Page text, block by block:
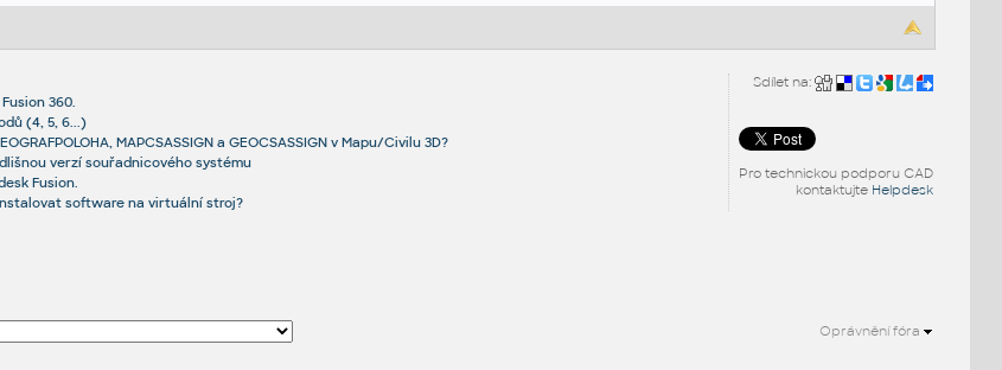
Sdílet na:
Pro technickou podporu CAD
kontaktujte Helpdesk
360.
(4, 5, 6...)
MAPCSASSIGN a GEOCSASSIGN v Mapu/Civilu 3D?
verzí­ souřadnicového systému
Fusion.
software na virtuální stroj?
Oprávnění fóra